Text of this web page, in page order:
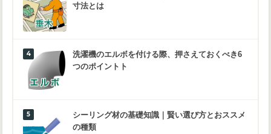
寸法とは
洗濯機のエルボを付ける際、押さえておくべき6
つのポイントト
シーリング材の基礎知識｜賢い選び方とおススメ
の種類